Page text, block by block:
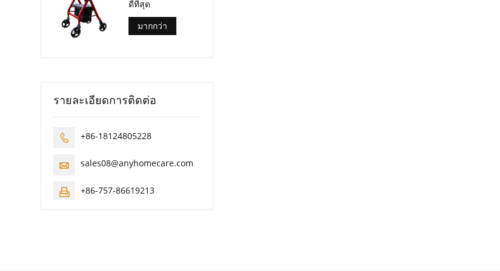
ดีที่สุด
มากกว่า
รายละเอียดการติดต่อ
 +86-18124805228
 sales08@anyhomecare.com
 +86-757-86619213